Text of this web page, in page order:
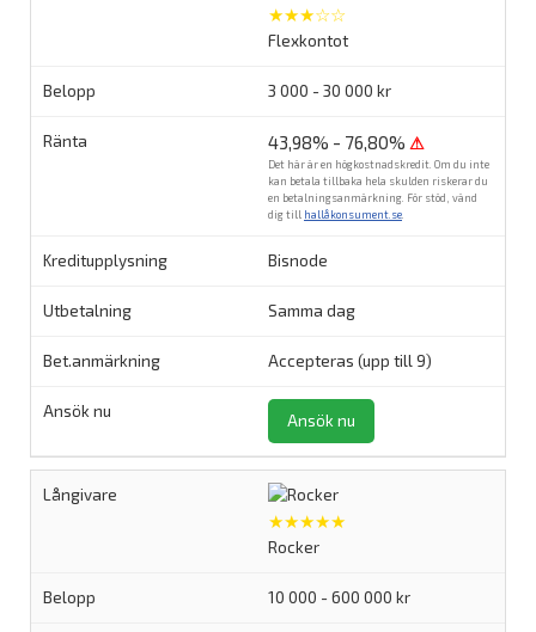
★★★☆☆
Flexkontot
3 000 - 30 000 kr
43,98% - 76,80% ⚠
Det här är en högkostnadskredit. Om du inte
kan betala tillbaka hela skulden riskerar du
en betalningsanmärkning. För stöd, vänd
dig till hallåkonsument.se
Bisnode
Samma dag
Accepteras (upp till 9)
Ansök nu
★★★★★
Rocker
10 000 - 600 000 kr